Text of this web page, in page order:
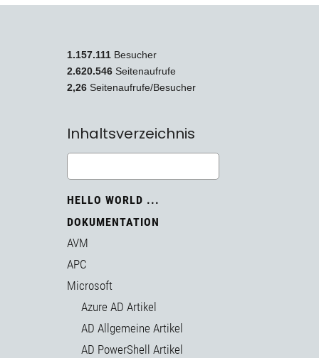
1.157.111 Besucher
2.620.546 Seitenaufrufe
2,26 Seitenaufrufe/Besucher
Inhaltsverzeichnis
HELLO WORLD ...
DOKUMENTATION
AVM
APC
Microsoft
Azure AD Artikel
AD Allgemeine Artikel
AD PowerShell Artikel